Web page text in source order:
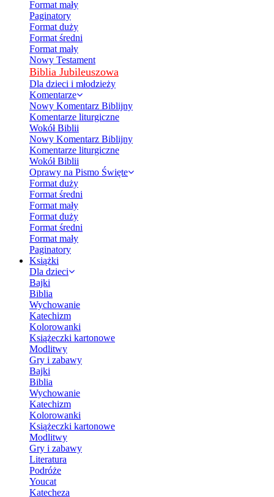
Format mały
Paginatory
Format duży
Format średni
Format mały
Nowy Testament
Biblia Jubileuszowa
Dla dzieci i młodzieży
Komentarze
Nowy Komentarz Biblijny
Komentarze liturgiczne
Wokół Biblii
Nowy Komentarz Biblijny
Komentarze liturgiczne
Wokół Biblii
Oprawy na Pismo Święte
Format duży
Format średni
Format mały
Format duży
Format średni
Format mały
Paginatory
Książki
Dla dzieci
Bajki
Biblia
Wychowanie
Katechizm
Kolorowanki
Książeczki kartonowe
Modlitwy
Gry i zabawy
Bajki
Biblia
Wychowanie
Katechizm
Kolorowanki
Książeczki kartonowe
Modlitwy
Gry i zabawy
Literatura
Podróże
Youcat
Katecheza